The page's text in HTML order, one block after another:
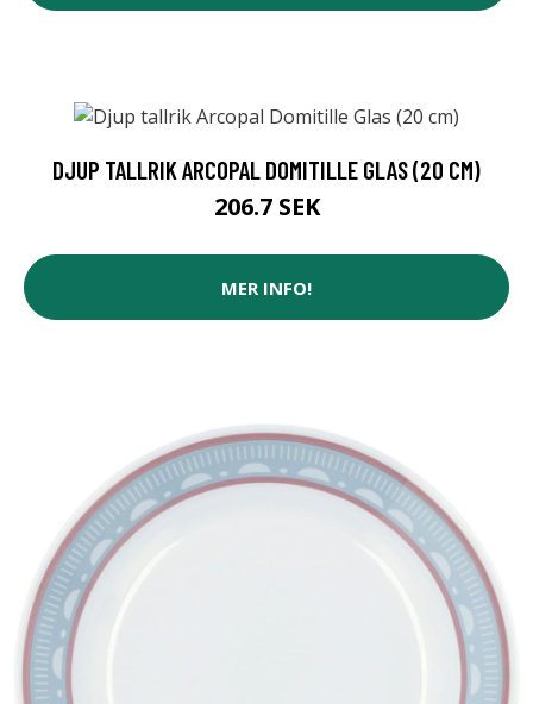
DJUP TALLRIK ARCOPAL DOMITILLE GLAS (20 CM)
206.7 SEK
MER INFO!